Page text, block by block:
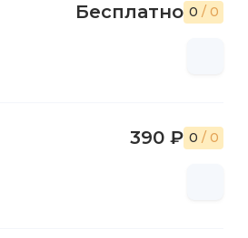
Бесплатно 0 / 0
390 ₽ 0 / 0